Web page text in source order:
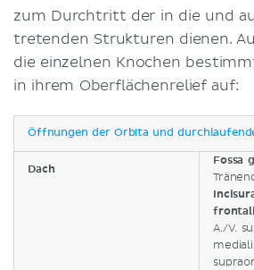
zum Durchtritt der in die und
tretenden Strukturen dienen.
die einzelnen Knochen
in ihrem Oberflächenrelief auf:
Öffnungen der Orbita und
Dach
Fossa
A./V.